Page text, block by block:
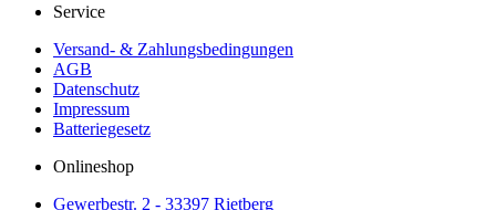
Service
Versand- & Zahlungsbedingungen
AGB
Datenschutz
Impressum
Batteriegesetz
Onlineshop
Gewerbestr. 2 - 33397 Rietberg